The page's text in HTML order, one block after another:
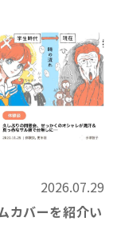
2026.07.29
カバーを紹介い